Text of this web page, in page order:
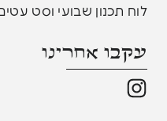
לוח תכנון שבועי וסט
עקבו אחרינו